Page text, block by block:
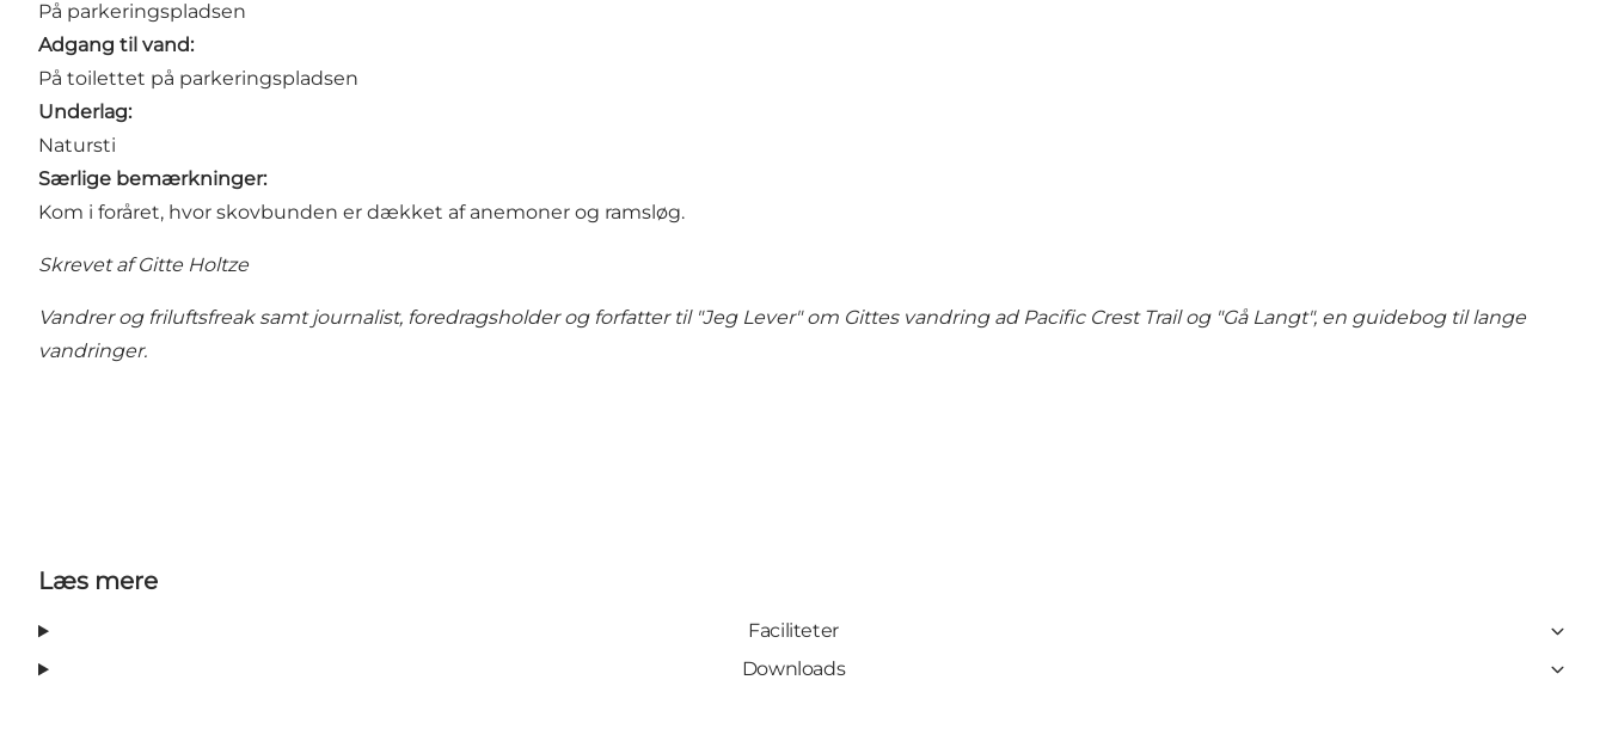
På parkeringspladsen
Adgang til vand:
På toilettet på parkeringspladsen
Underlag:
Natursti
Særlige bemærkninger:
Kom i foråret, hvor skovbunden er dækket af anemoner og ramsløg.
Skrevet af Gitte Holtze
Vandrer og friluftsfreak samt journalist, foredragsholder og forfatter til "Jeg Lever" om Gittes vandring ad Pacific Crest Trail og "Gå Langt", en guidebog til lange
vandringer.
Læs mere
Faciliteter
Downloads